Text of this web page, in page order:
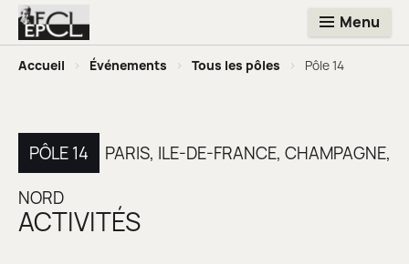
Menu
Accueil > Événements > Tous les pôles > Pôle 14
PÔLE 14
PARIS, ILE-DE-FRANCE, CHAMPAGNE,
NORD
ACTIVITÉS